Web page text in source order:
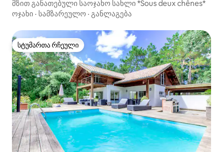
მზით განათებული საოჯახო სახლი *Sous deux chênes*
ოჯახი · სამზარეულო · განლაგება
სტუმართა რჩეული
სტუმართა რჩეული